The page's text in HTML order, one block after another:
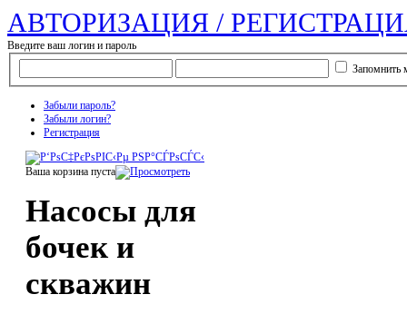
АВТОРИЗАЦИЯ /
Введите ваш логин и пароль
Запомнить
Забыли пароль?
Забыли логин?
Регистрация
Ваша корзина пуста
Насосы для
бочек и
скважин